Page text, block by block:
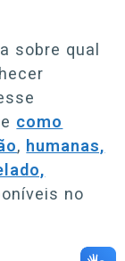
sobre qual
como
, humanas,
no